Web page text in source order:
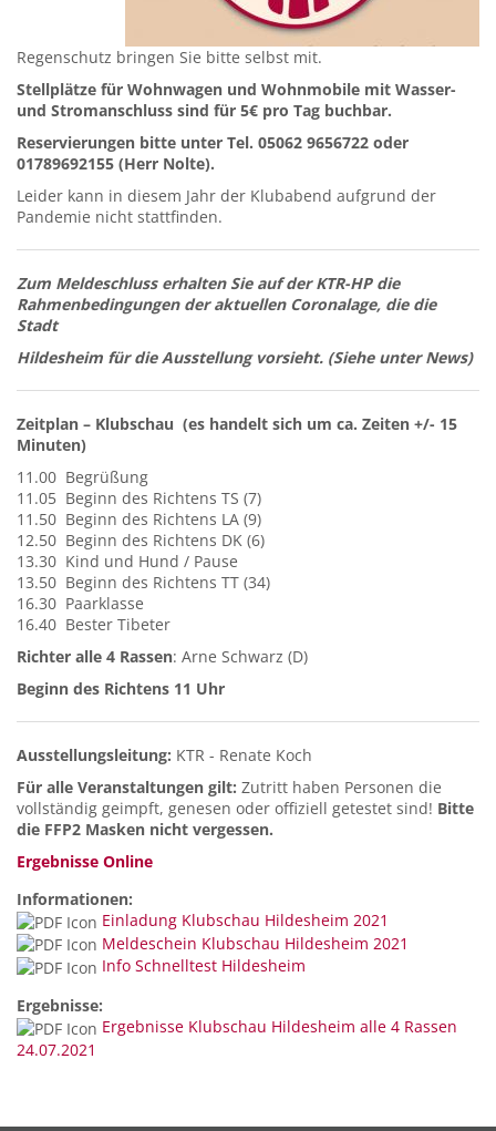
Regenschutz bringen Sie bitte selbst mit.
Stellplätze für Wohnwagen und Wohnmobile mit Wasser-
und Stromanschluss sind für 5€ pro Tag buchbar.
Reservierungen bitte unter Tel. 05062 9656722 oder
01789692155 (Herr Nolte).
Leider kann in diesem Jahr der Klubabend aufgrund der
Pandemie nicht stattfinden.
Zum Meldeschluss erhalten Sie auf der KTR-HP die
Rahmenbedingungen der aktuellen Coronalage, die die
Stadt
Hildesheim für die Ausstellung vorsieht. (Siehe unter News)
Zeitplan – Klubschau (es handelt sich um ca. Zeiten +/- 15
Minuten)
11.00 Begrüßung
11.05 Beginn des Richtens TS (7)
11.50 Beginn des Richtens LA (9)
12.50 Beginn des Richtens DK (6)
13.30 Kind und Hund / Pause
13.50 Beginn des Richtens TT (34)
16.30 Paarklasse
16.40 Bester Tibeter
Richter alle 4 Rassen: Arne Schwarz (D)
Beginn des Richtens 11 Uhr
Ausstellungsleitung: KTR - Renate Koch
Für alle Veranstaltungen gilt: Zutritt haben Personen die
vollständig geimpft, genesen oder offiziell getestet sind! Bitte
die FFP2 Masken nicht vergessen.
Ergebnisse Online
Informationen:
Einladung Klubschau Hildesheim 2021
Meldeschein Klubschau Hildesheim 2021
Info Schnelltest Hildesheim
Ergebnisse:
Ergebnisse Klubschau Hildesheim alle 4 Rassen
24.07.2021